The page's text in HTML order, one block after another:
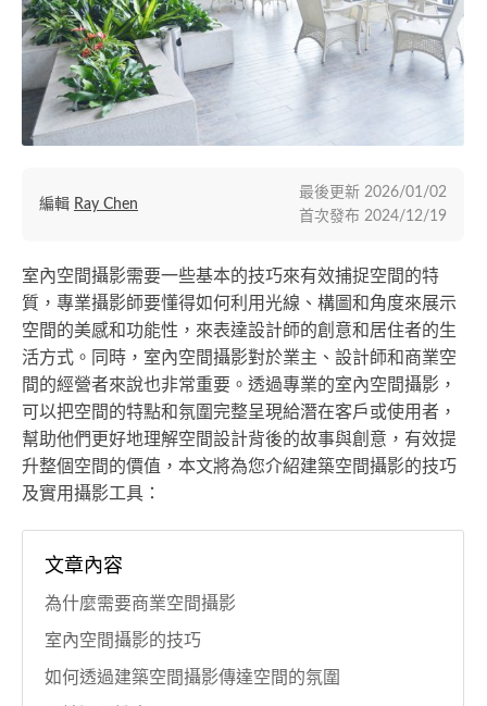
室內空間攝影需要一些基本的技巧來有效捕捉空間的特
質，專業攝影師要懂得如何利用光線、構圖和角度來展示
空間的美感和功能性，來表達設計師的創意和居住者的生
活方式。同時，室內空間攝影對於業主、設計師和商業空
間的經營者來說也非常重要。透過專業的室內空間攝影，
可以把空間的特點和氛圍完整呈現給潛在客戶或使用者，
幫助他們更好地理解空間設計背後的故事與創意，有效提
升整個空間的價值，本文將為您介紹建築空間攝影的技巧
及實用攝影工具：
編輯 Ray Chen
最後更新 2026/01/02
首次發布 2024/12/19
文章內容
為什麼需要商業空間攝影
室內空間攝影的技巧
如何透過建築空間攝影傳達空間的氛圍